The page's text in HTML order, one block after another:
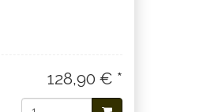
128,90 € *